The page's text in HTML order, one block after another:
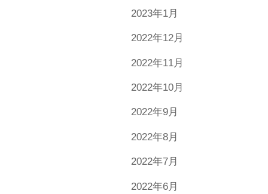
2023年1月
2022年12月
2022年11月
2022年10月
2022年9月
2022年8月
2022年7月
2022年6月